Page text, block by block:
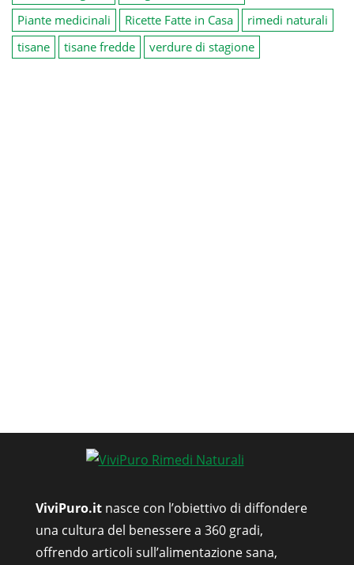
Piante medicinali
Ricette Fatte in Casa
rimedi naturali
tisane
tisane fredde verdure di stagione
ViviPuro.it nasce con l’obiettivo di diffondere
una cultura del benessere a 360 gradi,
offrendo articoli sull’alimentazione sana,